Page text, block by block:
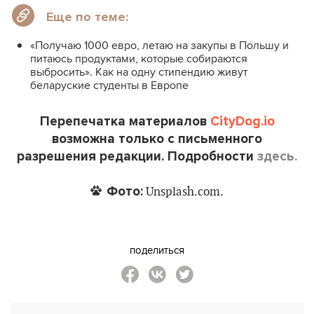
Еще по теме:
«Получаю 1000 евро, летаю на закупы в Польшу и
питаюсь продуктами, которые собираются
выбросить». Как на одну стипендию живут
беларуские студенты в Европе
Перепечатка материалов CityDog.io
возможна только с письменного
разрешения редакции. Подробности здесь.
Фото: Unsplash.com.
поделиться